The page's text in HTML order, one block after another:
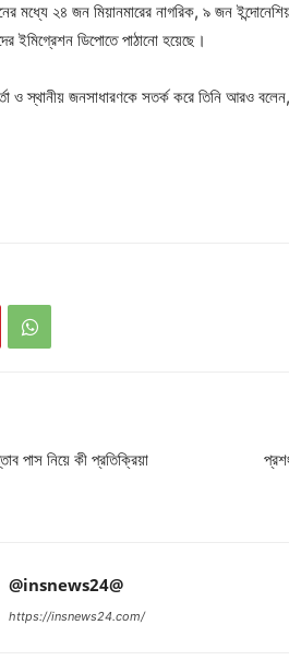
মধ্যে ২৪ জন মিয়ানমারের নাগরিক, ৯ জন
ইমিগ্রেশন ডিপোতে পাঠানো হয়েছে।
ও স্থানীয় জনসাধারণকে সতর্ক করে তিনি আরও
পাস নিয়ে কী প্রতিক্রিয়া
@insnews24@
https://insnews24.com/